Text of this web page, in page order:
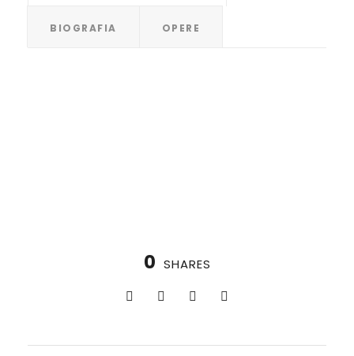
BIOGRAFIA OPERE
0 SHARES